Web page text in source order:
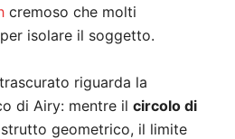
cremoso che molti
isolare il soggetto.
riguarda la
di Airy: mentre il circolo di
geometrico, il limite